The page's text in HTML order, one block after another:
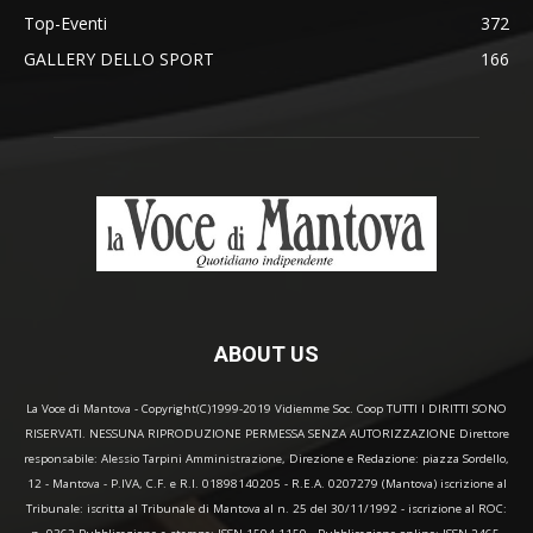
Top-Eventi
372
GALLERY DELLO SPORT
166
ABOUT US
La Voce di Mantova - Copyright(C)1999-2019 Vidiemme Soc. Coop TUTTI I DIRITTI SONO
RISERVATI. NESSUNA RIPRODUZIONE PERMESSA SENZA AUTORIZZAZIONE Direttore
responsabile: Alessio Tarpini Amministrazione, Direzione e Redazione: piazza Sordello,
12 - Mantova - P.IVA, C.F. e R.I. 01898140205 - R.E.A. 0207279 (Mantova) iscrizione al
Tribunale: iscritta al Tribunale di Mantova al n. 25 del 30/11/1992 - iscrizione al ROC: